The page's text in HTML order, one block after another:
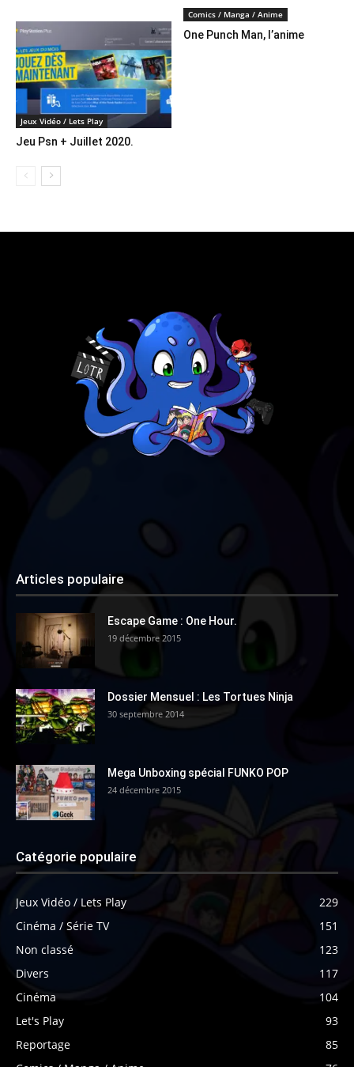
Jeux Vidéo / Lets Play
Jeu Psn + Juillet 2020.
Comics / Manga / Anime
One Punch Man, l’anime
Articles populaire
Escape Game : One Hour.
19 décembre 2015
Dossier Mensuel : Les Tortues Ninja
30 septembre 2014
Mega Unboxing spécial FUNKO POP
24 décembre 2015
Catégorie populaire
Jeux Vidéo / Lets Play
229
Cinéma / Série TV
151
Non classé
123
Divers
117
Cinéma
104
Let's Play
93
Reportage
85